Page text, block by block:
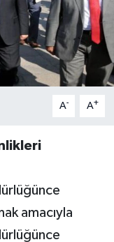
A- A+
amacıyla